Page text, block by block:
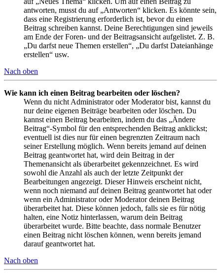
antworten, musst du auf „Antworten“ klicken. Es könnte sein,
dass eine Registrierung erforderlich ist, bevor du einen
Beitrag schreiben kannst. Deine Berechtigungen sind jeweils
am Ende der Foren- und der Beitragsansicht aufgelistet. Z. B.
„Du darfst neue Themen erstellen“, „Du darfst Dateianhänge
erstellen“ usw.
Nach oben
Wie kann ich einen Beitrag bearbeiten oder löschen?
Wenn du nicht Administrator oder Moderator bist, kannst du
nur deine eigenen Beiträge bearbeiten oder löschen. Du
kannst einen Beitrag bearbeiten, indem du das „Ändere
Beitrag“-Symbol für den entsprechenden Beitrag anklickst;
eventuell ist dies nur für einen begrenzten Zeitraum nach
seiner Erstellung möglich. Wenn bereits jemand auf deinen
Beitrag geantwortet hat, wird dein Beitrag in der
Themenansicht als überarbeitet gekennzeichnet. Es wird
sowohl die Anzahl als auch der letzte Zeitpunkt der
Bearbeitungen angezeigt. Dieser Hinweis erscheint nicht,
wenn noch niemand auf deinen Beitrag geantwortet hat oder
wenn ein Administrator oder Moderator deinen Beitrag
überarbeitet hat. Diese können jedoch, falls sie es für nötig
halten, eine Notiz hinterlassen, warum dein Beitrag
überarbeitet wurde. Bitte beachte, dass normale Benutzer
einen Beitrag nicht löschen können, wenn bereits jemand
darauf geantwortet hat.
Nach oben